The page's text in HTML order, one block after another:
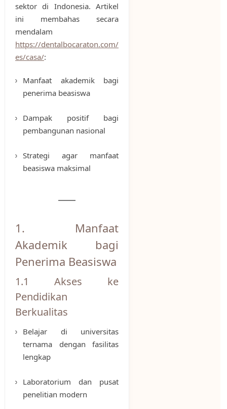
sektor di Indonesia. Artikel
ini membahas secara
mendalam
https://dentalbocaraton.com/
es/casa/:
Manfaat akademik bagi
penerima beasiswa
Dampak positif bagi
pembangunan nasional
Strategi agar manfaat
beasiswa maksimal
1. Manfaat
Akademik bagi
Penerima Beasiswa
1.1 Akses ke
Pendidikan
Berkualitas
Belajar di universitas
ternama dengan fasilitas
lengkap
Laboratorium dan pusat
penelitian modern